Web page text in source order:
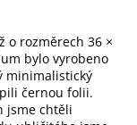
o rozměrech 36 ×
bylo vyrobeno
minimalistický
černou folii.
jsme chtěli